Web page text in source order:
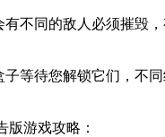
有不同的敌人必须摧毁
子等待您解锁它们，不
版游戏攻略：